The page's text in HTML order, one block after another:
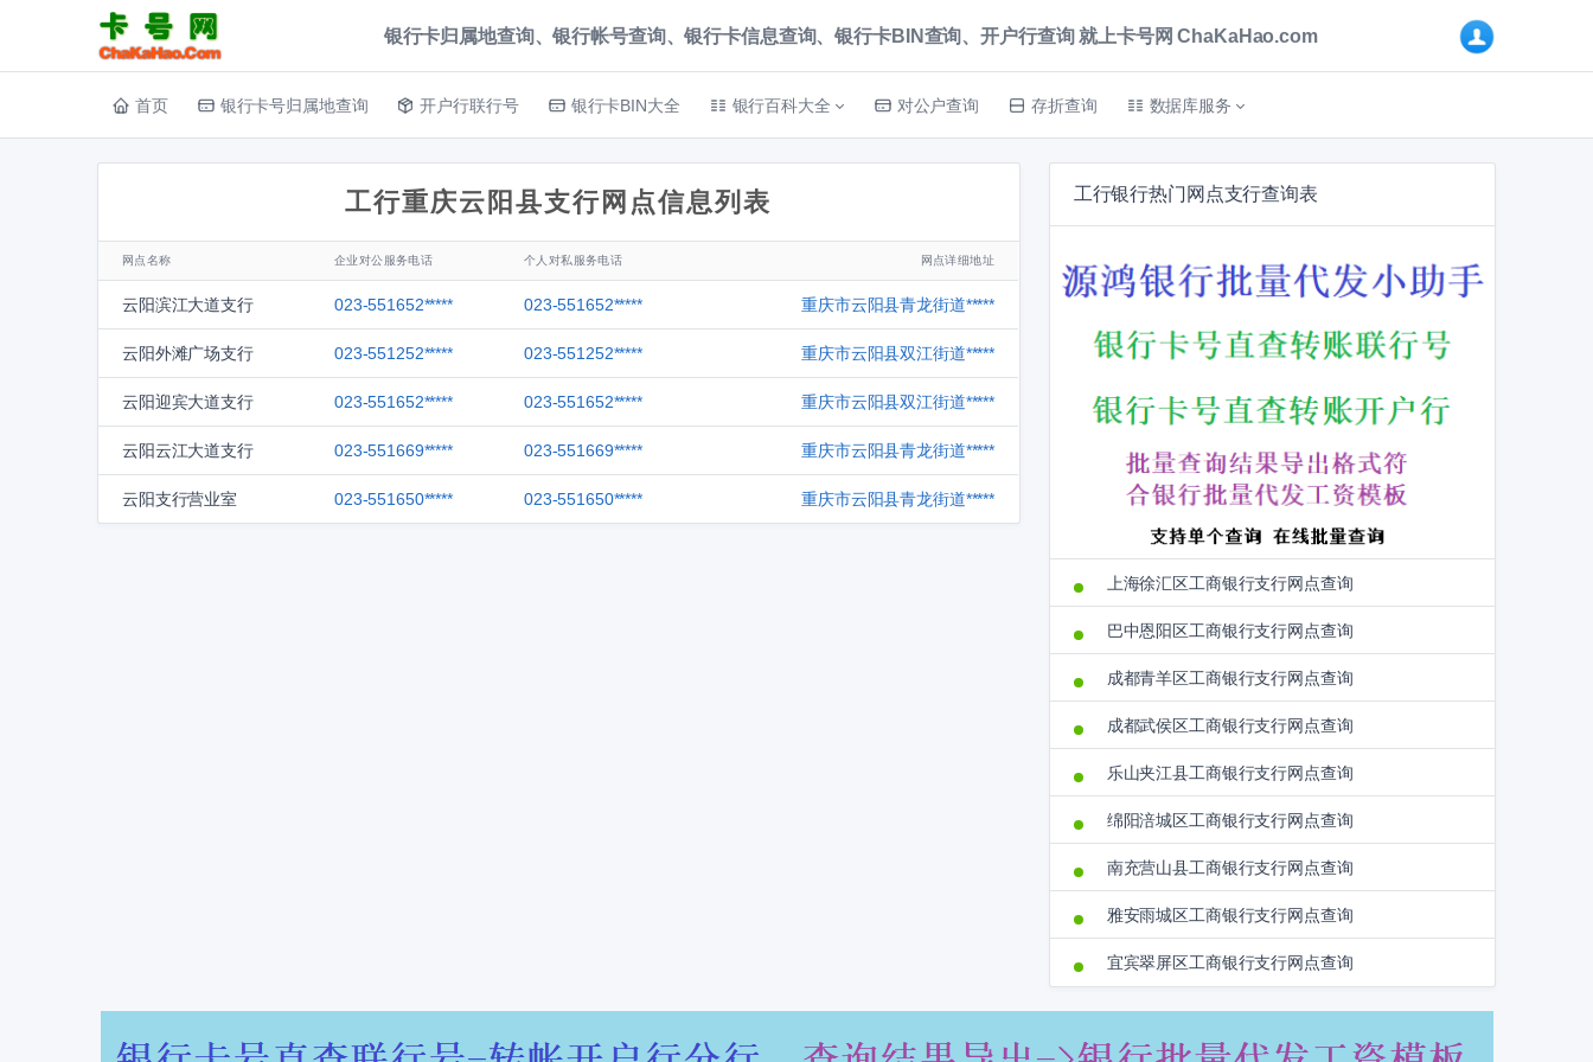
银行卡归属地查询、银行帐号查询、银行卡信息查询、银行卡BIN查询、开户行查询 就上卡号网 ChaKaHao.com
首页 银行卡号归属地查询 开户行联行号 银行卡BIN大全 银行百科大全 对公户查询 存折查询 数据库服务
工行重庆云阳县支行网点信息列表
网点名称 企业对公服务电话 个人对私服务电话 网点详细地址
云阳滨江大道支行 023-551652***** 023-551652***** 重庆市云阳县青龙街道*****
云阳外滩广场支行 023-551252***** 023-551252***** 重庆市云阳县双江街道*****
云阳迎宾大道支行 023-551652***** 023-551652***** 重庆市云阳县双江街道*****
云阳云江大道支行 023-551669***** 023-551669***** 重庆市云阳县青龙街道*****
云阳支行营业室 023-551650***** 023-551650***** 重庆市云阳县青龙街道*****
工行银行热门网点支行查询表
上海徐汇区工商银行支行网点查询
巴中恩阳区工商银行支行网点查询
成都青羊区工商银行支行网点查询
成都武侯区工商银行支行网点查询
乐山夹江县工商银行支行网点查询
绵阳涪城区工商银行支行网点查询
南充营山县工商银行支行网点查询
雅安雨城区工商银行支行网点查询
宜宾翠屏区工商银行支行网点查询